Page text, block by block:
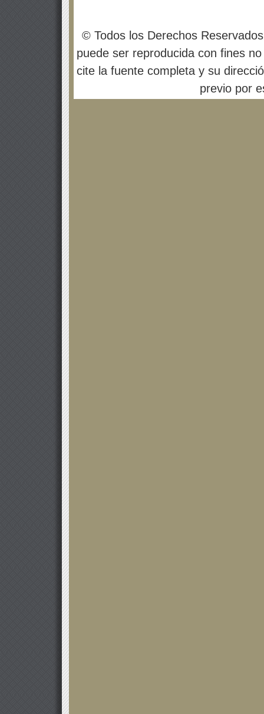
© Todos los Derechos
puede ser reproducida con fines
cite la fuente completa y su
previo por